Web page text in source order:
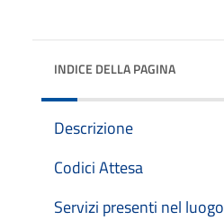
INDICE DELLA PAGINA
Descrizione
Codici Attesa
Servizi presenti nel luogo